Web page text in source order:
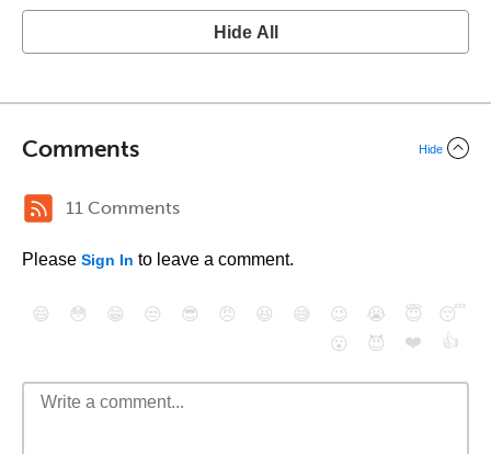
Hide All
Comments Hide
11 Comments
Please Sign In to leave a comment.
😄 😳 😁 😒 😎 😠 😆 😅 😉 😭 😇
😴
😮
😈 ❤️ 👍